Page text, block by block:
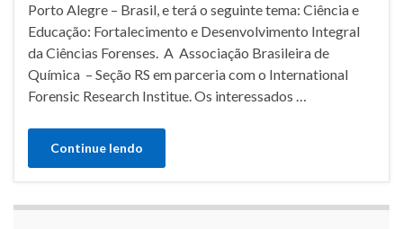
Porto Alegre – Brasil, e terá o seguinte tema: Ciência e
Educação: Fortalecimento e Desenvolvimento Integral
da Ciências Forenses. A Associação Brasileira de
Química – Seção RS em parceria com o International
Forensic Research Institue. Os interessados …
Continue lendo